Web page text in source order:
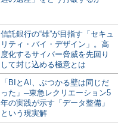
信託銀行の“雄”が目指す「セキュ
リティ・バイ・デザイン」。高
度化するサイバー脅威を先回り
して封じ込める極意とは
「BIとAI、ぶつかる壁は同じだ
った」─東急レクリエーション5
年の実践が示す「データ整備」
という現実解